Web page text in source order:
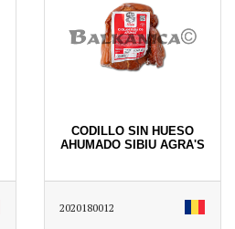
CODILLO SIN HUESO
AHUMADO SIBIU AGRA'S
2020180012